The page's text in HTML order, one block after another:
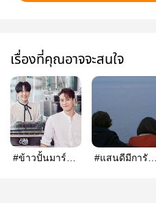
เรื่องที่คุณอาจจะสนใจ
#ข้าวปั้นมาร์ติน
#แสนดีมีการันต์